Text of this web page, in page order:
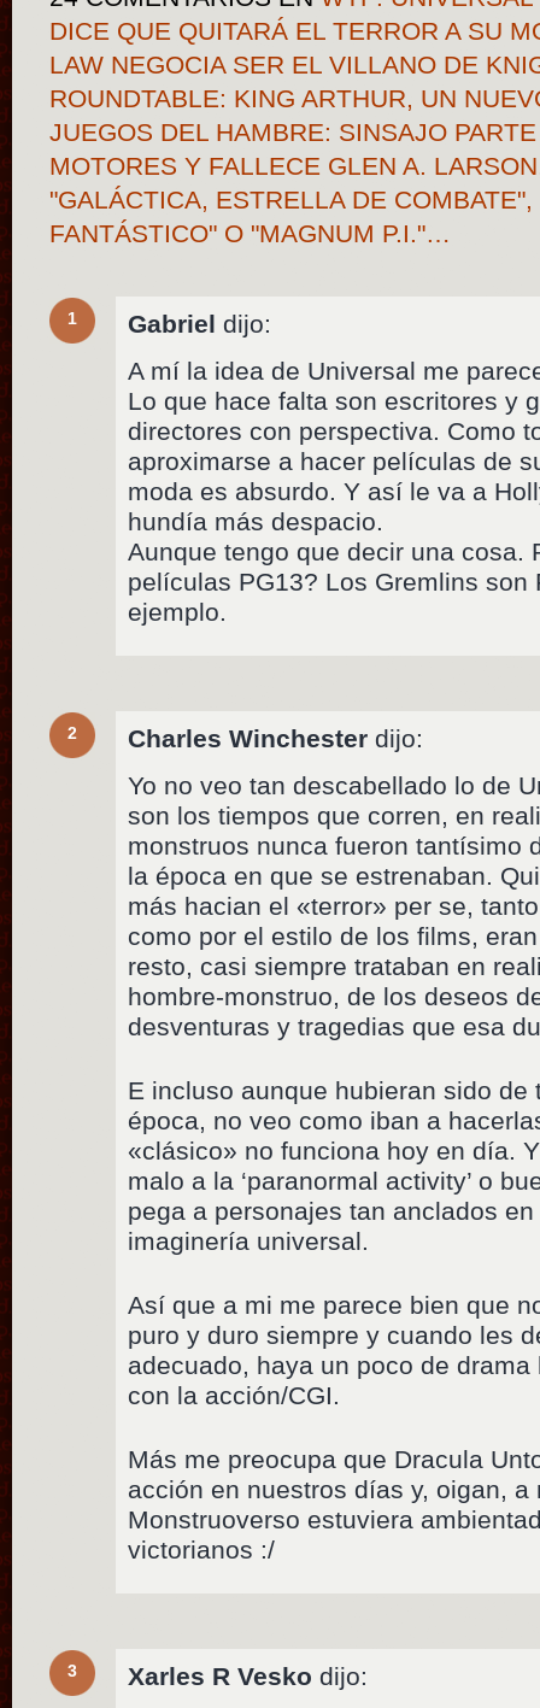
DICE QUE QUITARÁ EL TERROR A SU
LAW NEGOCIA SER EL VILLANO DE
ROUNDTABLE: KING ARTHUR, UN
JUEGOS DEL HAMBRE: SINSAJO
MOTORES Y FALLECE GLEN A.
"GALÁCTICA, ESTRELLA DE
FANTÁSTICO" O "MAGNUM P.I."…
1 Gabriel dijo:
A mí la idea de Universal me
Lo que hace falta son escritores y
directores con perspectiva. Como
aproximarse a hacer películas de
moda es absurdo. Y así le va a
hundía más despacio.
Aunque tengo que decir una cosa.
películas PG13? Los Gremlins son
ejemplo.
2 Charles Winchester dijo:
Yo no veo tan descabellado lo de
son los tiempos que corren, en
monstruos nunca fueron tantísimo
la época en que se estrenaban.
más hacian el «terror» per se,
como por el estilo de los films,
resto, casi siempre trataban en
hombre-monstruo, de los deseos
desventuras y tragedias que esa
E incluso aunque hubieran sido de
época, no veo como iban a
«clásico» no funciona hoy en día.
malo a la ‘paranormal activity’ o
pega a personajes tan anclados
imaginería universal.
Así que a mi me parece bien que
puro y duro siempre y cuando les
adecuado, haya un poco de
con la acción/CGI.
Más me preocupa que Dracula
acción en nuestros días y, oigan,
Monstruoverso estuviera
victorianos :/
3 Xarles R Vesko dijo: